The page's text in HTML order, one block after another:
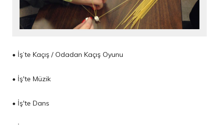
• İş’te Kaçış / Odadan Kaçış Oyunu
• İş'te Müzik
• İş'te Dans